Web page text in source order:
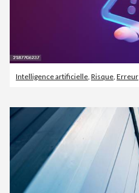
Intelligence artificielle, Risque, Erreur